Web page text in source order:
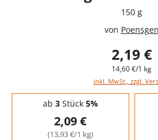
150 g
von Poensgen
2,19 €
14,60 €/1 kg
inkl. MwSt., zzgl.
Staffelpreise - Mengenrabatt
ab 3Stück 5%
2,09 €
(13,93 €/1 kg)